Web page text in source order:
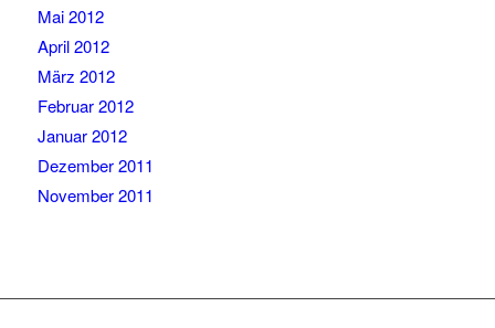
Mai 2012
April 2012
März 2012
Februar 2012
Januar 2012
Dezember 2011
November 2011